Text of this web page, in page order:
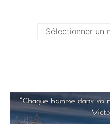
Archives